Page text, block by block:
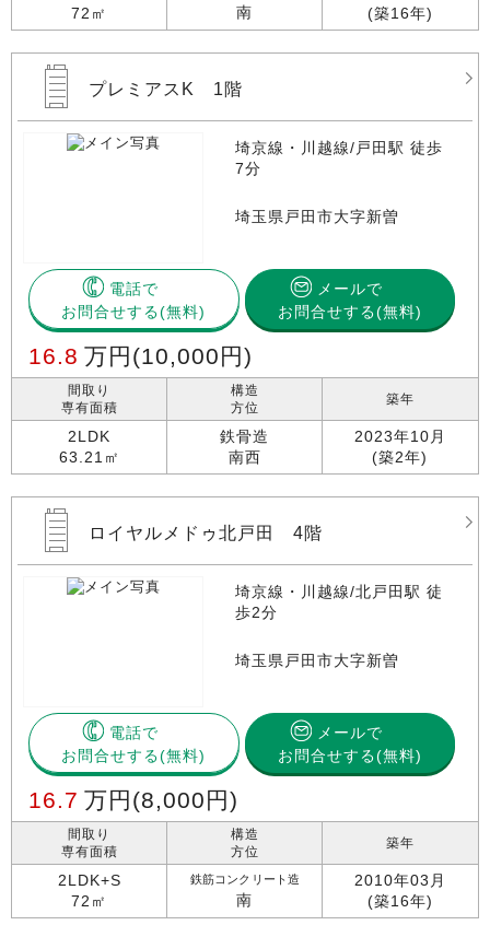
72㎡
南
(築16年)
プレミアスK 1階
埼京線・川越線/戸田駅 徒歩
7分
埼玉県戸田市大字新曽
電話で
お問合せする
メールで
お問合せする(無料)
16.8 万円 (10,000円)
間取り
専有面積
2LDK
63.21㎡
構造
方位
鉄骨造
南西
築年
2023年10月
(築2年)
ロイヤルメドゥ北戸田 4階
埼京線・川越線/北戸田駅 徒
歩2分
埼玉県戸田市大字新曽
電話で
お問合せする
メールで
お問合せする(無料)
16.7 万円 (8,000円)
間取り
専有面積
2LDK+S
72㎡
構造
方位
鉄筋コンクリート造
南
築年
2010年03月
(築16年)